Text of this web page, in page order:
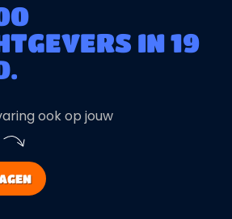
IN 19
ook op jouw